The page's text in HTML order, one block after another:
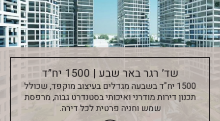
שד’ רגר באר שבע | 1500 יח”ד
1500 יח"ד בשבעה מגדלים בעיצוב מוקפד, שכולל
תכנון דירות מודרני ואיכותי בסטנדרט גבוה, מרפסת
שמש וחניה פרטית לכל דירה.